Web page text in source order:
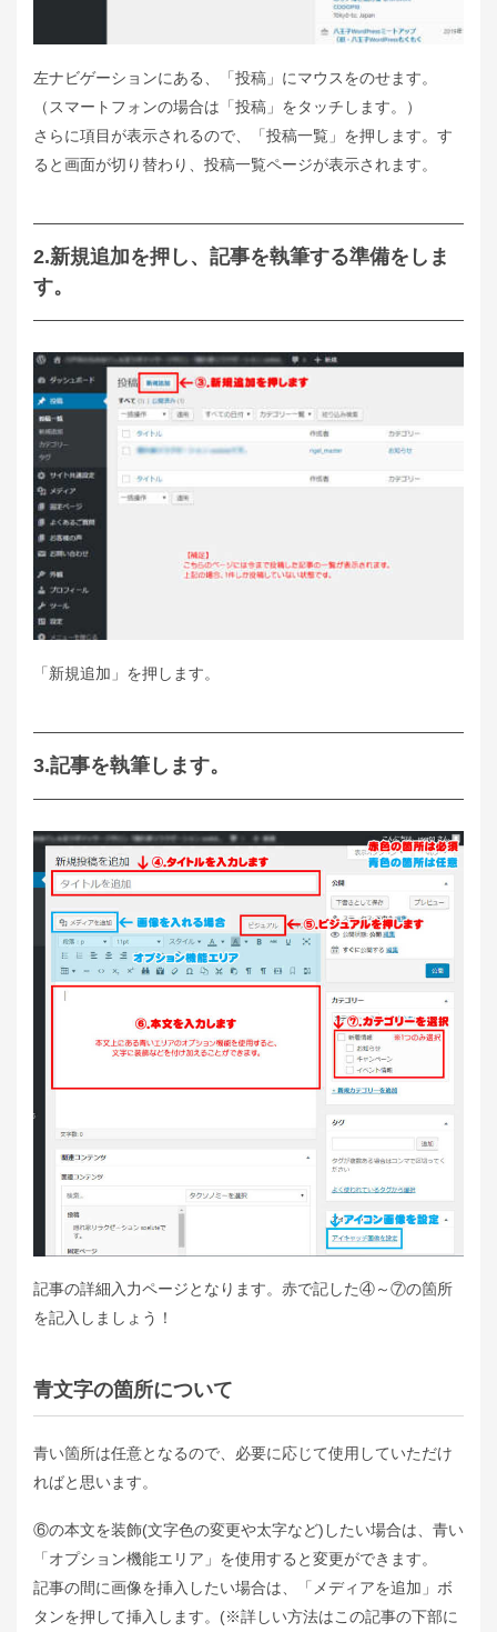
左ナビゲーションにある、「投稿」にマウスをのせます。
（スマートフォンの場合は「投稿」をタッチします。）
さらに項目が表示されるので、「投稿一覧」を押します。す
ると画面が切り替わり、投稿一覧ページが表示されます。
2.新規追加を押し、記事を執筆する準備をしま
す。
「新規追加」を押します。
3.記事を執筆します。
記事の詳細入力ページとなります。赤で記した④～⑦の箇所
を記入しましょう！
青文字の箇所について
青い箇所は任意となるので、必要に応じて使用していただけ
ればと思います。
⑥の本文を装飾(文字色の変更や太字など)したい場合は、青い
「オプション機能エリア」を使用すると変更ができます。
記事の間に画像を挿入したい場合は、「メディアを追加」ボ
タンを押して挿入します。(※詳しい方法はこの記事の下部に